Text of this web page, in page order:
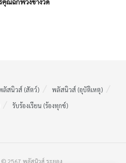
ลัสนิวส์ (สัตว์)
พลัสนิวส์ (อุบัติเหตุ)
รับร้องเรียน (ร้องทุกข์)
2567 พลัสนิวส์ ระยอง